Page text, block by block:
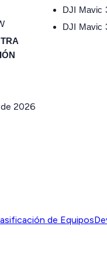
DJI Mavic
DJI Mavic
2026
de Equipos